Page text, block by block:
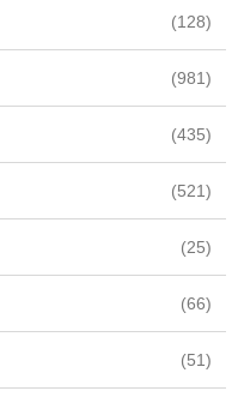
(128)
(981)
(435)
(521)
(25)
(66)
(51)